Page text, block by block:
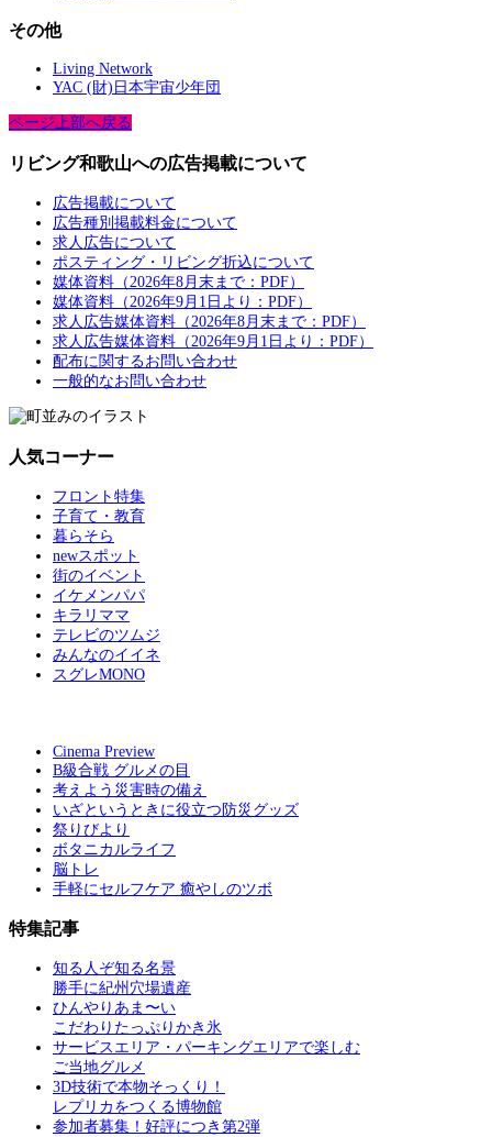
その他
Living Network
YAC (財)日本宇宙少年団
ページ上部へ戻る
リビング和歌山への広告掲載について
広告掲載について
広告種別掲載料金について
求人広告について
ポスティング・リビング折込について
媒体資料（2026年8月末まで：PDF）
媒体資料（2026年9月1日より：PDF）
求人広告媒体資料（2026年8月末まで：PDF）
求人広告媒体資料（2026年9月1日より：PDF）
配布に関するお問い合わせ
一般的なお問い合わせ
人気コーナー
フロント特集
子育て・教育
暮らそら
newスポット
街のイベント
イケメンパパ
キラリママ
テレビのツムジ
みんなのイイネ
スグレMONO
Cinema Preview
B級合戦 グルメの目
考えよう災害時の備え
いざというときに役立つ防災グッズ
祭りびより
ボタニカルライフ
脳トレ
手軽にセルフケア 癒やしのツボ
特集記事
知る人ぞ知る名景
勝手に紀州穴場遺産
ひんやりあま〜い
こだわりたっぷりかき氷
サービスエリア・パーキングエリアで楽しむ
ご当地グルメ
3D技術で本物そっくり！
レプリカをつくる博物館
参加者募集！好評につき第2弾